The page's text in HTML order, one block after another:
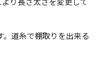
道糸で棚取りを出来る